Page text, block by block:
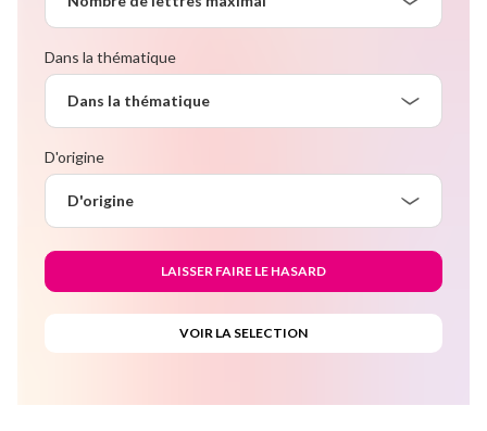
Dans la thématique
Dans la thématique
D'origine
D'origine